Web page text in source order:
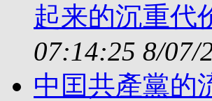
起来的沉重代
07:14:25 8/07/
中囯共產黨的